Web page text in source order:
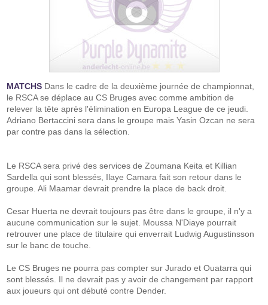
MATCHS Dans le cadre de la deuxième journée de championnat,
le RSCA se déplace au CS Bruges avec comme ambition de
relever la tête après l'élimination en Europa League de ce jeudi.
Adriano Bertaccini sera dans le groupe mais Yasin Ozcan ne sera
par contre pas dans la sélection.
Le RSCA sera privé des services de Zoumana Keita et Killian
Sardella qui sont blessés, Ilaye Camara fait son retour dans le
groupe. Ali Maamar devrait prendre la place de back droit.
Cesar Huerta ne devrait toujours pas être dans le groupe, il n'y a
aucune communication sur le sujet. Moussa N'Diaye pourrait
retrouver une place de titulaire qui enverrait Ludwig Augustinsson
sur le banc de touche.
Le CS Bruges ne pourra pas compter sur Jurado et Ouatarra qui
sont blessés. Il ne devrait pas y avoir de changement par rapport
aux joueurs qui ont débuté contre Dender.